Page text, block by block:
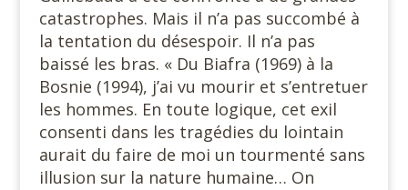
catastrophes. Mais il n’a pas succombé à
la tentation du désespoir. Il n’a pas
baissé les bras. « Du Biafra (1969) à la
Bosnie (1994), j’ai vu mourir et s’entretuer
les hommes. En toute logique, cet exil
consenti dans les tragédies du lointain
aurait du faire de moi un tourmenté sans
illusion sur la nature humaine… On